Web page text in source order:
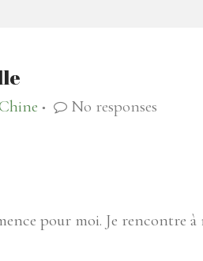
● No responses
pour moi. Je rencontre à